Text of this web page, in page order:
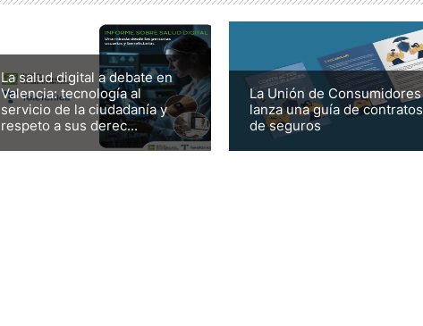
La salud digital a debate en
Valencia: tecnología al
servicio de la ciudadanía y
respeto a sus derec...
La Unión de Consumidores
lanza una guía de contratos
de seguros